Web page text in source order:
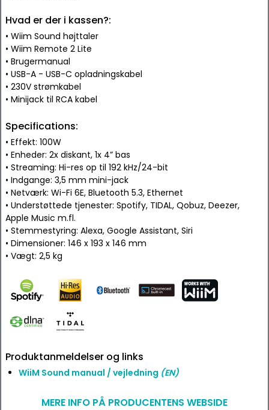
Hvad er der i kassen?:
• Wiim Sound højttaler
• Wiim Remote 2 Lite
• Brugermanual
• USB-A - USB-C opladningskabel
• 230V strømkabel
• Minijack til RCA kabel
Specifications:
• Effekt: 100W
• Enheder: 2x diskant, 1x 4” bas
• Streaming: Hi-res op til 192 kHz/24-bit
• Indgange: 3,5 mm mini-jack
• Netværk: Wi-Fi 6E, Bluetooth 5.3, Ethernet
• Understøttede tjenester: Spotify, TIDAL, Qobuz, Deezer,
Apple Music m.fl.
• Stemmestyring: Alexa, Google Assistant, Siri
• Dimensioner: 146 x 193 x 146 mm
• Vægt: 2,5 kg
Produktanmeldelser og links
WiiM Sound manual / vejledning (EN)
MERE INFO PÅ PRODUCENTENS WEBSIDE